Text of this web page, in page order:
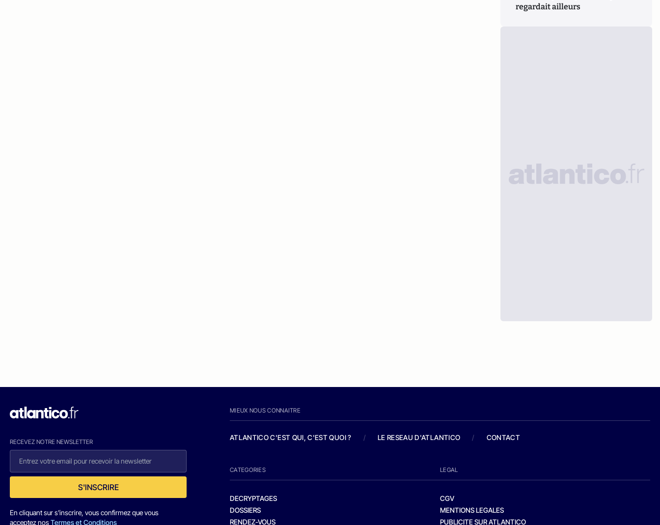
regardait ailleurs
RECEVEZ NOTRE NEWSLETTER
S'INSCRIRE
En cliquant sur s'inscrire, vous confirmez que vous
acceptez nosTermes et Conditions
MIEUX NOUS CONNAITRE
ATLANTICO C'EST QUI, C'EST QUOI ? / LE RESEAU D'ATLANTICO / CONTACT
CATEGORIES
DECRYPTAGES
DOSSIERS
RENDEZ-VOUS
LEGAL
CGV
MENTIONS LEGALES
PUBLICITE SUR ATLANTICO